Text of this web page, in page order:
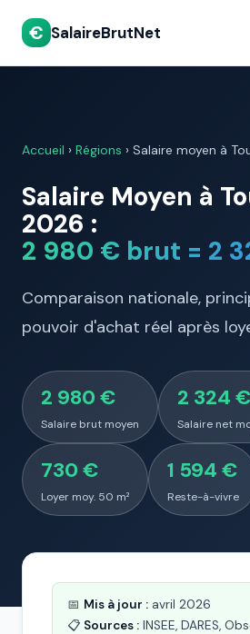
€ SalaireBrutNet
Accueil › Régions › Salaire moyen à
Salaire Moyen à
2026 :
2 980 € brut = 2
Comparaison nationale,
pouvoir d'achat réel après
2 980 €
Salaire brut moyen
2 324 €
Salaire net
730 €
Loyer moy. 50 m²
1 594 €
Reste-à-vivre
📅 Mis à jour : avril 2026
📋 Sources : INSEE, DARES,